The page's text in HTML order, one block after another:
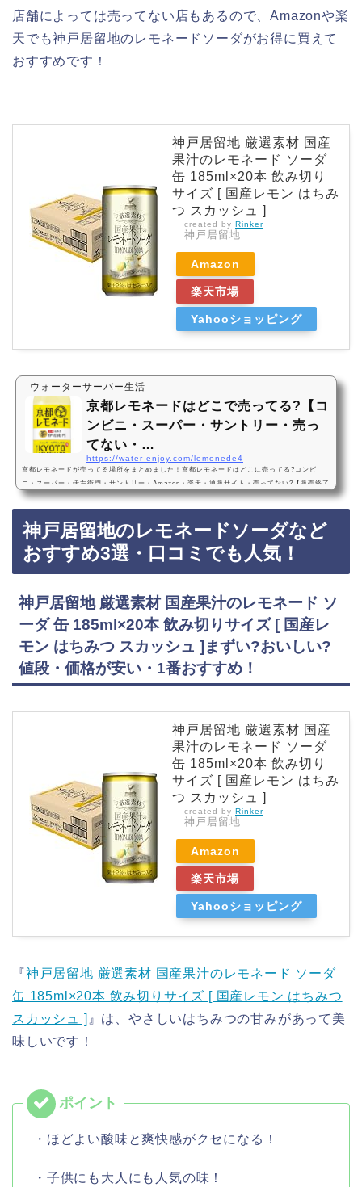
店舗によっては売ってない店もあるので、Amazonや楽
天でも神戸居留地のレモネードソーダがお得に買えて
おすすめです！
神戸居留地 厳選素材 国産
果汁のレモネード ソーダ
缶 185ml×20本 飲み切り
サイズ [ 国産レモン はちみ
つ スカッシュ ]
created by Rinker
神戸居留地
Amazon
楽天市場
Yahooショッピング
ウォーターサーバー生活
京都レモネードはどこで売ってる?【コ
ンビニ・スーパー・サントリー・売っ
てない・…
https://water-enjoy.com/lemonede4
京都レモネードが売ってる場所をまとめました！京都レモネードはどこに売ってる?コンビ
ニ・スーパー・伊右衛門・サントリー・Amazon・楽天・通販サイト・売ってない?【販売終了
にはなってない】販売地域京都レモネードは、コンビニやスーパーに売っています！店舗によ
っては売ってない店もあるので、Amazonや楽天でも京都レモネードがお得に買えておすすめ
です！京都レモネードなどおすすめ3選・口コミでも人気！サントリー 伊右衛門 京都レモネー
ド 525ml×24本・まずい?おいしい?値段・価格が安い・1番おすすめ！『サントリー 伊右衛…
神戸居留地のレモネードソーダなど
おすすめ3選・口コミでも人気！
神戸居留地 厳選素材 国産果汁のレモネード ソ
ーダ 缶 185ml×20本 飲み切りサイズ [ 国産レ
モン はちみつ スカッシュ ]まずい?おいしい?
値段・価格が安い・1番おすすめ！
神戸居留地 厳選素材 国産
果汁のレモネード ソーダ
缶 185ml×20本 飲み切り
サイズ [ 国産レモン はちみ
つ スカッシュ ]
created by Rinker
神戸居留地
Amazon
楽天市場
Yahooショッピング
『神戸居留地 厳選素材 国産果汁のレモネード ソーダ
缶 185ml×20本 飲み切りサイズ [ 国産レモン はちみつ
スカッシュ ] 』は、やさしいはちみつの甘みがあって美
味しいです！
・ほどよい酸味と爽快感がクセになる！
・子供にも大人にも人気の味！